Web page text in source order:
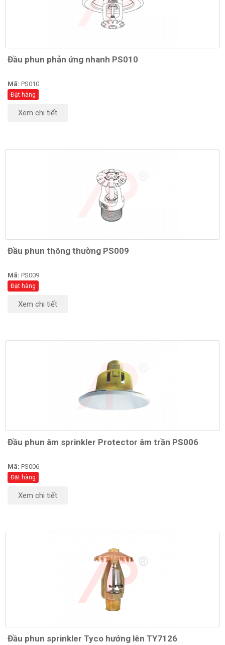
Đầu phun phản ứng nhanh PS010
Mã: PS010
Đặt hàng
Xem chi tiết
Đầu phun thông thường PS009
Mã: PS009
Đặt hàng
Xem chi tiết
Đầu phun âm sprinkler Protector âm trần PS006
Mã: PS006
Đặt hàng
Xem chi tiết
Đầu phun sprinkler Tyco hướng lên TY7126